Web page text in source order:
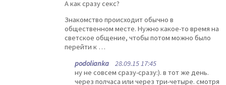
А как сразу секс?
Знакомство происходит обычно в
общественном месте. Нужно какое-то время на
светское общение, чтобы потом можно было
перейти к …
podolianka 28.09.15 17:45
ну не совсем сразу-сразу:). в тот же день.
через полчаса или через три-четыре. смотря